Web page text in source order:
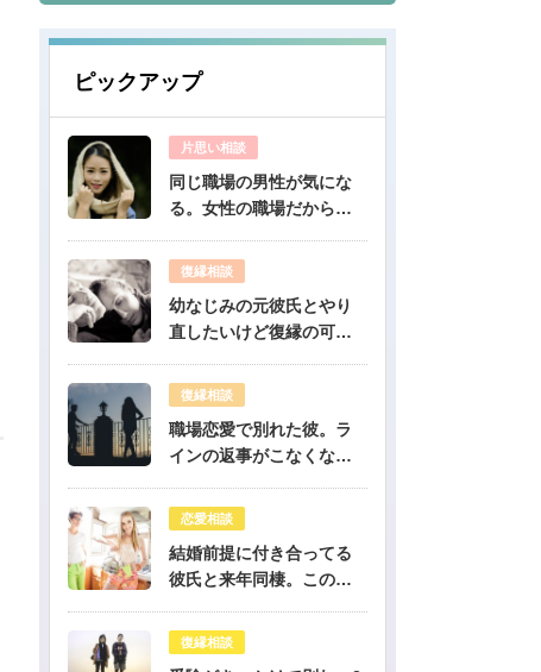
ピックアップ
片思い相談
同じ職場の男性が気にな
る。女性の職場だから人
私のこと好き？-公開鑑定-
無料占い
復縁相談
幼なじみの元彼氏とやり
直したいけど復縁の可能
復縁相談
職場恋愛で別れた彼。ラ
インの返事がこなくなっ
公開鑑定-無料占い
恋愛相談
結婚前提に付き合ってる
彼氏と来年同棲。このま
鑑定-無料占い
復縁相談